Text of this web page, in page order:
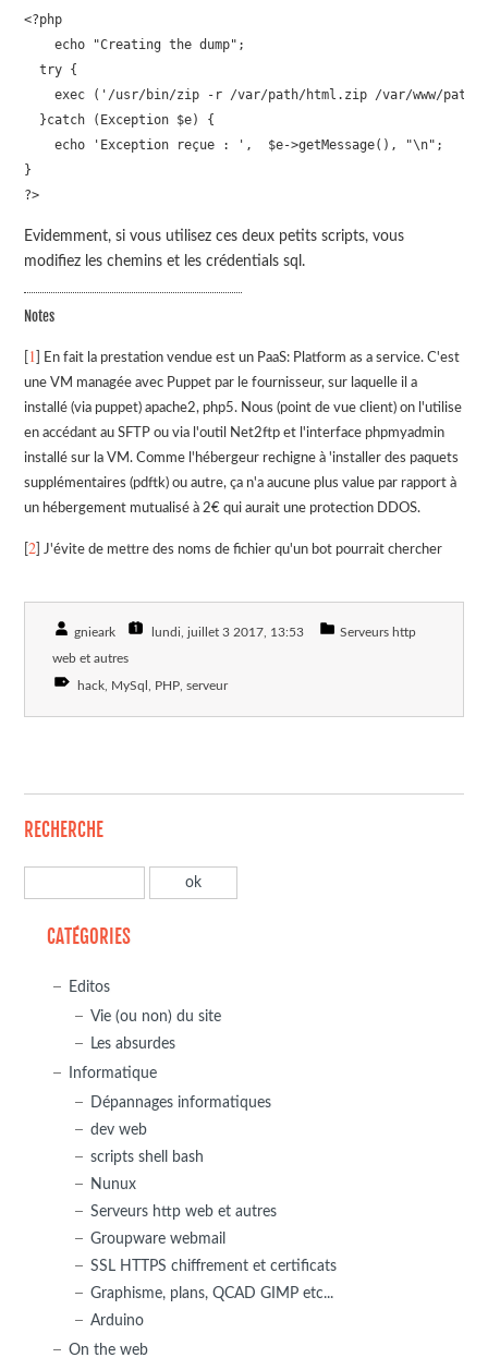
<?php
    echo "Creating the dump";
  try {
exec ('/usr/bin/zip -r /var/path/html.zip /var/www/path/
  }catch (Exception $e) {
    echo 'Exception reçue : ',  $e->getMessage(), "\n";
}
?>
Evidemment, si vous utilisez ces deux petits scripts, vous
modifiez les chemins et les crédentials sql.
Notes
1 ] En fait la prestation vendue est un PaaS: Platform as a service. C'est
une VM managée avec Puppet par le fournisseur, sur laquelle il a
installé (via puppet) apache2, php5. Nous (point de vue client) on l'utilise
en accédant au SFTP ou via l'outil Net2ftp et l'interface phpmyadmin
installé sur la VM. Comme l'hébergeur rechigne à 'installer des paquets
supplémentaires (pdftk) ou autre, ça n'a aucune plus value par rapport à
un hébergement mutualisé à 2€ qui aurait une protection DDOS.
[2 ] J'évite de mettre des noms de fichier qu'un bot pourrait chercher
gnieark lundi, juillet 3 2017 , 13:53 Serveurs http
web et autres
hack MySql PHP serveur
RECHERCHE
CATÉGORIES
Editos
Vie (ou non) du site
Les absurdes
Informatique
Dépannages informatiques
dev web
scripts shell bash
Nunux
Serveurs http web et autres
Groupware webmail
SSL HTTPS chiffrement et certificats
Graphisme, plans, QCAD GIMP etc...
Arduino
On the web